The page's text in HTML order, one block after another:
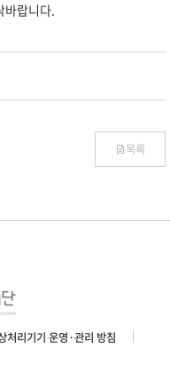
랍니다.
목록
처리기기 운영·관리 방침